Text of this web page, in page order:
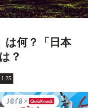
は何？「日本
？